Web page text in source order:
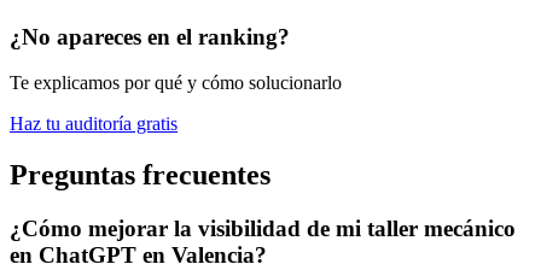
¿No apareces en el ranking?
Te explicamos por qué y cómo solucionarlo
Haz tu auditoría gratis
Preguntas frecuentes
¿Cómo mejorar la visibilidad de mi taller mecánico
en ChatGPT en Valencia?